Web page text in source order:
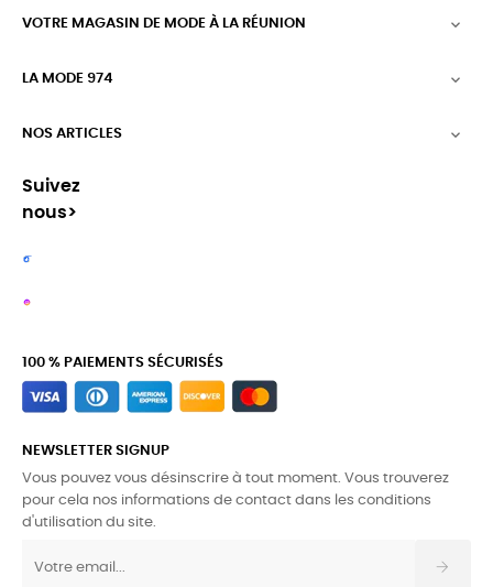
VOTRE MAGASIN DE MODE À LA RÉUNION 
LA MODE 974 
NOS ARTICLES 
Suivez
nous>
100 % PAIEMENTS SÉCURISÉS
NEWSLETTER SIGNUP
Vous pouvez vous désinscrire à tout moment. Vous trouverez
pour cela nos informations de contact dans les conditions
d'utilisation du site.